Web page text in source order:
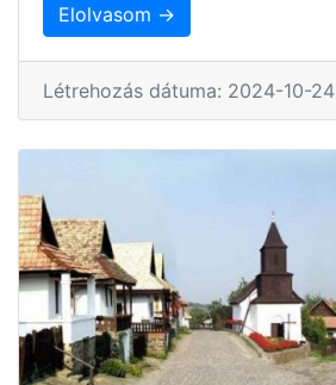
Elolvasom →
Létrehozás dátuma: 2024-10-24